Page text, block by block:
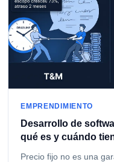
EMPRENDIMIENTO
Desarrollo de
qué es y cuándo
Precio fijo no es una